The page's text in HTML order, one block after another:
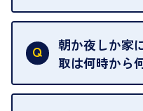
ご自宅以外での査
定のお店や、ほか
えられるためです
朝か夜しか家
取は何時から
ご訪問可能時間は